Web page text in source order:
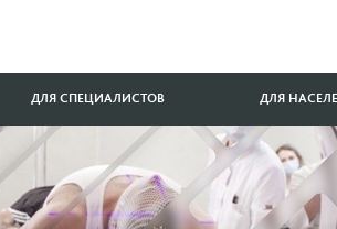
ДЛЯ СПЕЦИАЛИСТОВ ДЛЯ